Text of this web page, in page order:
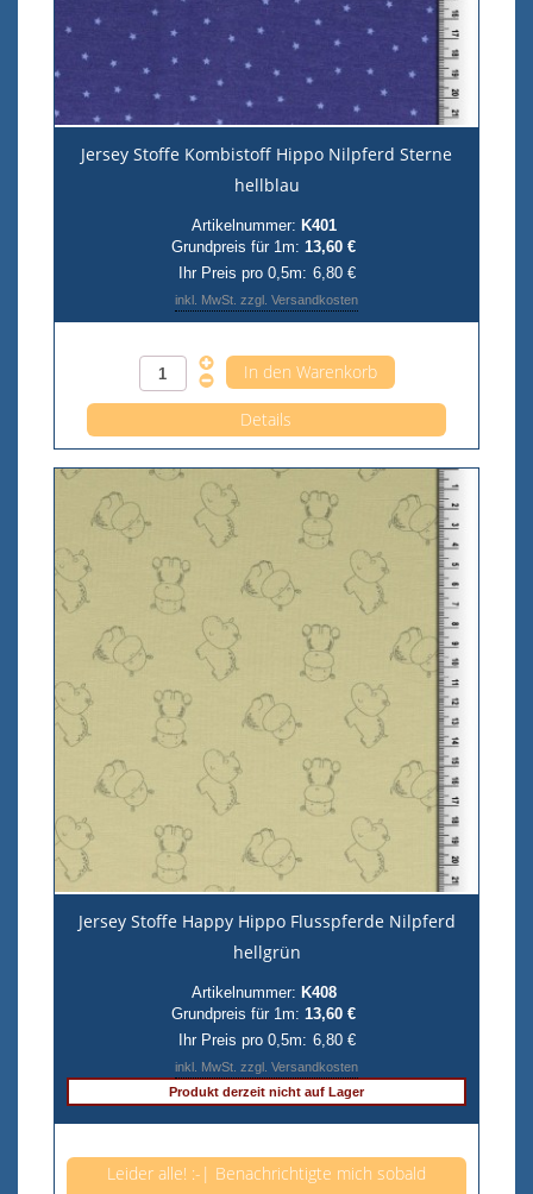
Jersey Stoffe Kombistoff Hippo Nilpferd Sterne
hellblau
Artikelnummer: K401
Grundpreis für 1m: 13,60 €
Ihr Preis pro 0,5m: 6,80 €
inkl. MwSt. zzgl. Versandkosten
Details
Jersey Stoffe Happy Hippo Flusspferde Nilpferd
hellgrün
Artikelnummer: K408
Grundpreis für 1m: 13,60 €
Ihr Preis pro 0,5m: 6,80 €
inkl. MwSt. zzgl. Versandkosten
Produkt derzeit nicht auf Lager
Leider alle! :-| Benachrichtigte mich sobald